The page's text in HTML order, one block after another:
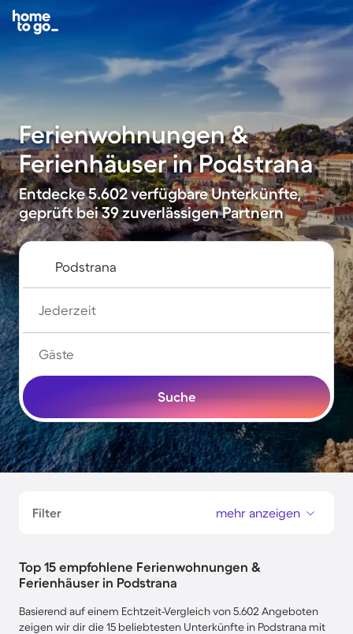
Ferienwohnungen &
Ferienhäuser in Podstrana
Entdecke 5.602 verfügbare Unterkünfte,
geprüft bei 39 zuverlässigen Partnern
Jederzeit
Gäste
Suche
Filter mehr anzeigen
Top 15 empfohlene Ferienwohnungen &
Ferienhäuser in Podstrana
Basierend auf einem Echtzeit-Vergleich von 5.602 Angeboten
zeigen wir dir die 15 beliebtesten Unterkünfte in Podstrana mit